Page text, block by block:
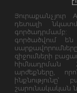
դետալի
գործադրմամբ:
գործածվում
զիջումների
հիմնադրման
արժեքները,
ինքնությունը՝
շարունակական